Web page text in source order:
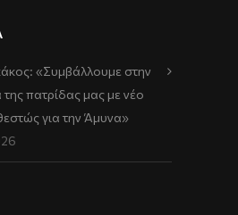
«Συμβάλλουμε στην
πατρίδας μας με νέο
για την Άμυνα»